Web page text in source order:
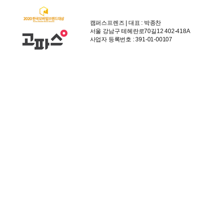
캠퍼스프렌즈 | 대표 : 박종찬
서울 강남구 테헤란로70길12 402-418A
사업자 등록번호 : 391-01-00107